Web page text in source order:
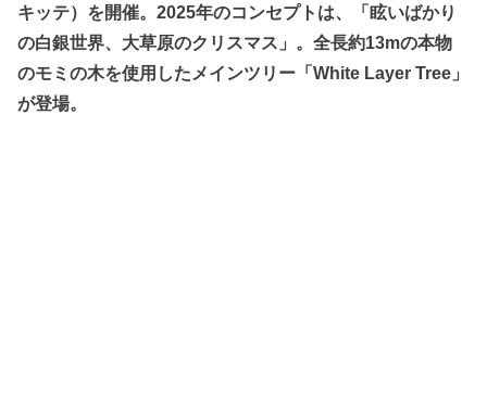
キッテ）を開催。2025年のコンセプトは、「眩いばかり
の白銀世界、大草原のクリスマス」。全長約13mの本物
のモミの木を使用した メインツリー「White Layer Tree」
が登場。